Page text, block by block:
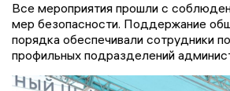
Все мероприятия прошли с
мер безопасности. Поддержание
порядка обеспечивали сотрудники
профильных подразделений